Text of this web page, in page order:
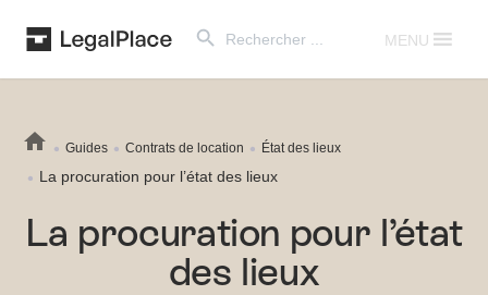
for:
MENU
Guides Contrats de location État des lieux
La procuration pour l’état des lieux
La procuration pour l’état
des lieux